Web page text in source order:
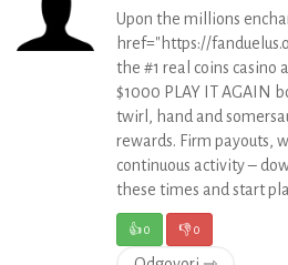
Upon the millions
href="https://
the #1 real coins casino
$1000 PLAY IT AGAIN
twirl, hand and
rewards. Firm payouts,
continuous activity –
these times and start
👍0 👎0